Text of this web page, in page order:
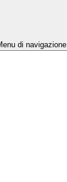
di navigazione